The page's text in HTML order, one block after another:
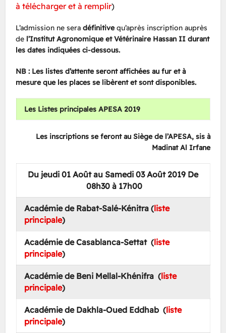
à télécharger et à remplir)
L’admission ne seradéfinitivequ’après inscription auprès
de l’Institut Agronomique et Vétérinaire Hassan II durant
les dates indiquées ci-dessous.
NB : Les listes d’attente seront affichées au fur et à
mesure que les places se libèrent et sont disponibles.
Les Listes principales APESA 2019
Les inscriptions se feront au Siège de l’APESA, sis à
Madinat Al Irfane
Du jeudi 01 Août au Samedi 03 Août 2019 De
08h30 à 17h00
Académie de Rabat-Salé-Kénitra (liste
principale)
Académie de Casablanca-Settat (liste
principale)
Académie de Beni Mellal-Khénifra (liste
principale)
Académie de Dakhla-Oued Eddhab (liste
principale)